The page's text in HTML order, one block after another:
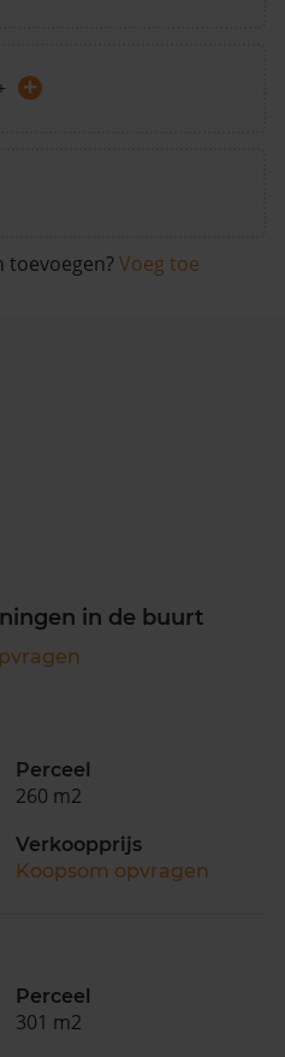
+
toevoegen? Voeg toe
in de buurt
Perceel
260 m2
Verkoopprijs
Koopsom opvragen
Perceel
301 m2